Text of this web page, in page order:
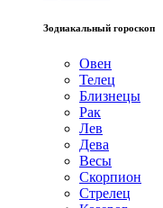
Зодиакальный гороскоп
Овен
Телец
Близнецы
Рак
Лев
Дева
Весы
Скорпион
Стрелец